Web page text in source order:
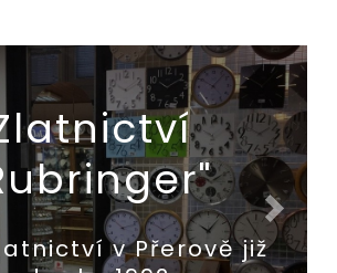
v Přerově již